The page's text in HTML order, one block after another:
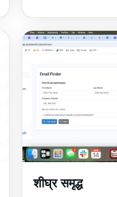
शीघ्र समृद्ध